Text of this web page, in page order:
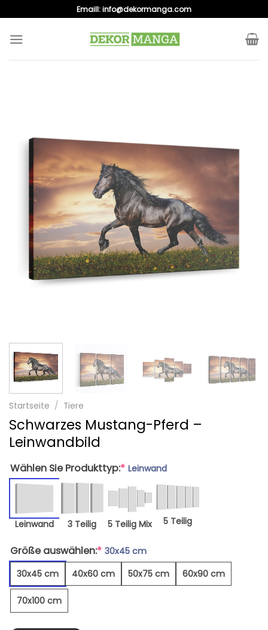
to
content
Emaill:info@dekormanga.com
Startseite / Tiere
Schwarzes Mustang-Pferd –
Leinwandbild
Wählen Sie Produkttyp:* Leinwand
Leinwand 3 Teilig 5 Teilig Mix 5 Teilig
Größe auswählen:* 30x45 cm
30x45 cm
40x60 cm 50x75 cm 60x90 cm
70x100 cm